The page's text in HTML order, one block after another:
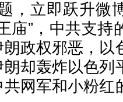
，立即跃升微
庙”，中共支持
政权邪恶，以
却轰炸以色列
网军和小粉红